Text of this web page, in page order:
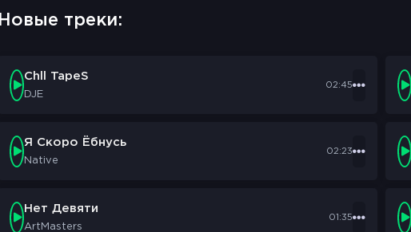
Новые треки:
Chll TapeS
DJE
02:45
Я Скоро Ёбнусь
Native
02:23
Нет Девяти
ArtMasters
01:35